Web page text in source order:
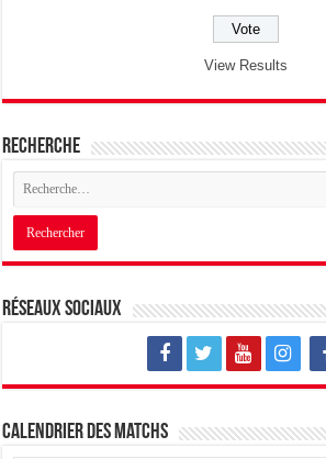
View Results
Recherche
Réseaux sociaux
Calendrier des matchs